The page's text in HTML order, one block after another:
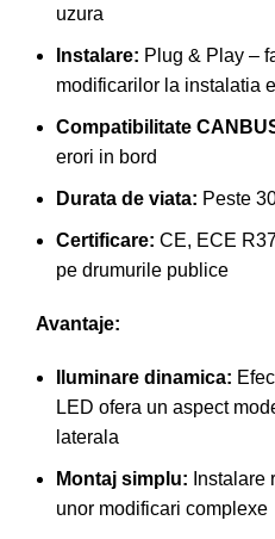
uzura
Instalare: Plug & Play –
modificarilor la instalatia
Compatibilitate
erori in bord
Durata de viata: Peste
Certificare: CE, ECE
pe drumurile publice
Avantaje:
Iluminare dinamica:
LED ofera un aspect
laterala
Montaj simplu: Instalare
unor modificari complexe